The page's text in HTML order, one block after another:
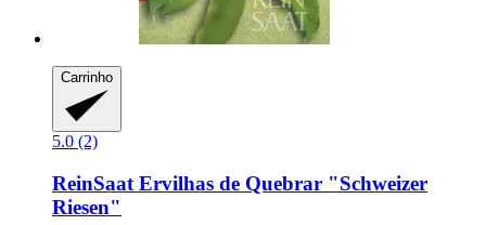
Carrinho
5.0 (2)
ReinSaat Ervilhas de Quebrar "Schweizer
Riesen"